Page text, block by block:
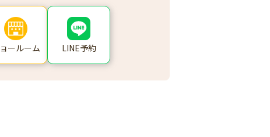
ールーム LINE予約